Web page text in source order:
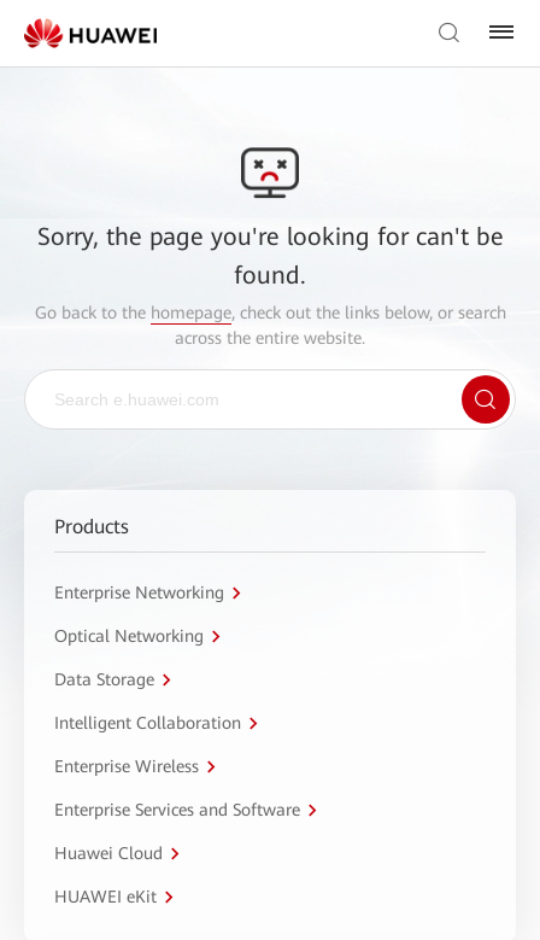
Sorry, the page you're looking for can't be
found.
Go back to the homepage, check out the links below, or search
across the entire website.
Products
Enterprise Networking
Optical Networking
Data Storage
Intelligent Collaboration
Enterprise Wireless
Enterprise Services and Software
Huawei Cloud
HUAWEI eKit